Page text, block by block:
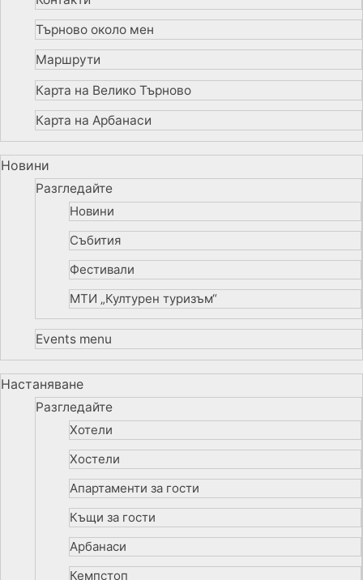
Търново около мен
Маршрути
Карта на Велико Търново
Карта на Арбанаси
Новини
Разгледайте
Новини
Събития
Фестивали
МТИ „Културен туризъм“
Events menu
Настаняване
Разгледайте
Хотели
Хостели
Апартаменти за гости
Къщи за гости
Арбанаси
Кемпстоп